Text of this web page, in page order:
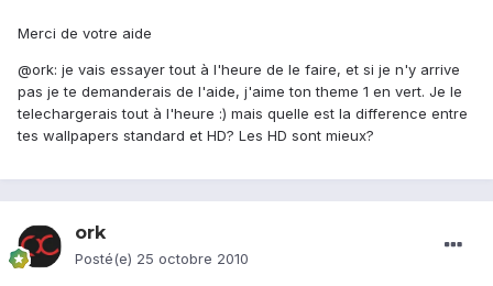
Merci de votre aide
@ork: je vais essayer tout à l'heure de le faire, et si je n'y arrive
pas je te demanderais de l'aide, j'aime ton theme 1 en vert. Je le
telechargerais tout à l'heure :) mais quelle est la difference entre
tes wallpapers standard et HD? Les HD sont mieux?
ork
Posté(e) 25 octobre 2010